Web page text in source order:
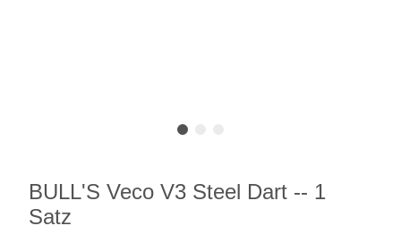
BULL'S Veco V3 Steel Dart -- 1
Satz